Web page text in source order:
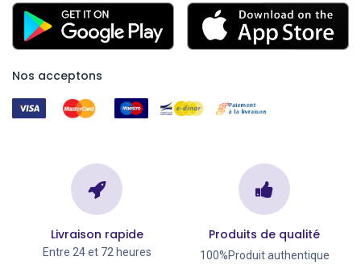
Nos acceptons
Livraison rapide
Entre 24 et 72 heures
Produits de qualité
100%Produit authentique